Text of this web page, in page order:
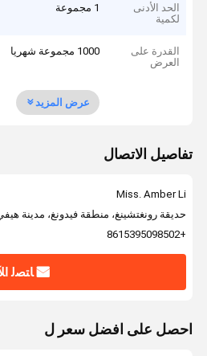
الحد الأدنى
لكمية
1 مجموعة
القدرة على
العرض
1000 مجموعة شهريا
عرض المزيد
تفاصيل الاتصال
Miss. Amber Li
حديقة رونغتشينغ، منطقة فيدونغ، مدينة
+8615395098502
ﺎﺘﺼﻟ
احصل على افضل سعر ل